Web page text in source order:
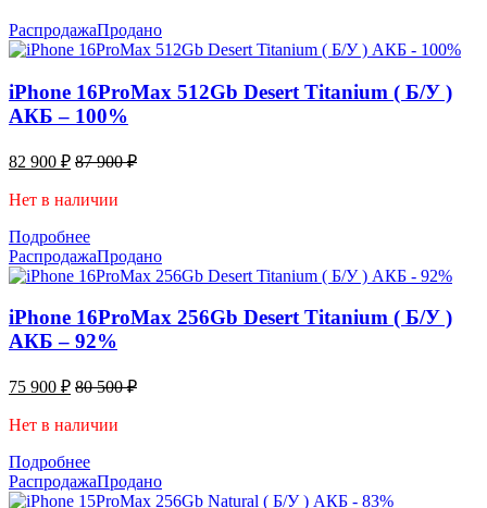
РаспродажаПродано
iPhone 16ProMax 512Gb Desert Titanium ( Б/У )
АКБ – 100%
82 900 ₽ 87 900₽
Нет в наличии
Подробнее
РаспродажаПродано
iPhone 16ProMax 256Gb Desert Titanium ( Б/У )
АКБ – 92%
75 900 ₽ 80 500₽
Нет в наличии
Подробнее
РаспродажаПродано